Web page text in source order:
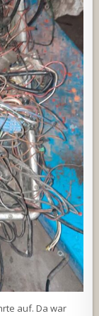
auf. Da war